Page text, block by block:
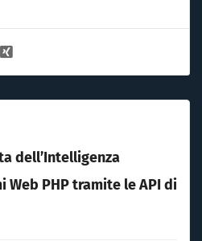
dell’Intelligenza
PHP tramite le API di